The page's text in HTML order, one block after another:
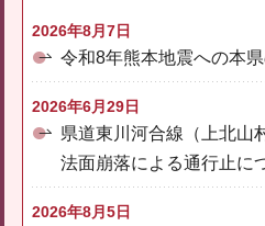
2026年8月7日
令和8年熊本地震への本
2026年6月29日
県道東川河合線（上北山
法面崩落による通行止に
2026年8月5日